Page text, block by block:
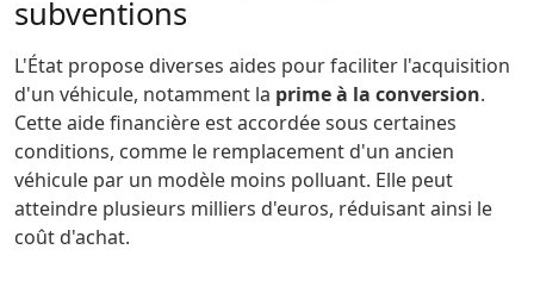
subventions
L'État propose diverses aides pour faciliter l'acquisition
d'un véhicule, notamment la prime à la conversion.
Cette aide financière est accordée sous certaines
conditions, comme le remplacement d'un ancien
véhicule par un modèle moins polluant. Elle peut
atteindre plusieurs milliers d'euros, réduisant ainsi le
coût d'achat.